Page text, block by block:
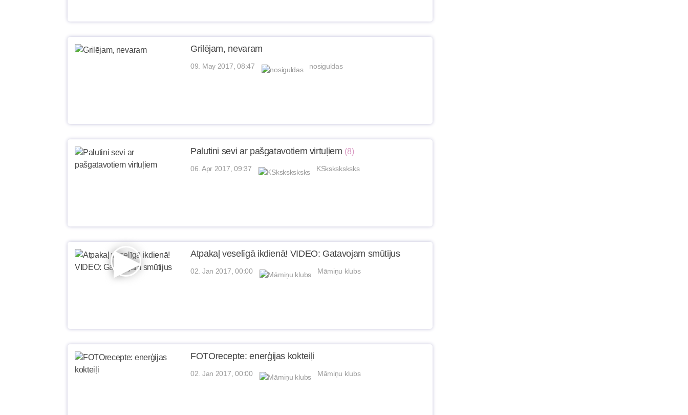
Grilējam, nevaram
09. May 2017, 08:47 nosiguldas
Palutini sevi ar pašgatavotiem virtuļiem (8)
06. Apr 2017, 09:37 KSksksksksks
Atpakaļ veselīgā ikdienā! VIDEO: Gatavojam smūtijus
02. Jan 2017, 00:00 Māmiņu klubs
FOTOrecepte: enerģijas kokteiļi
02. Jan 2017, 00:00 Māmiņu klubs